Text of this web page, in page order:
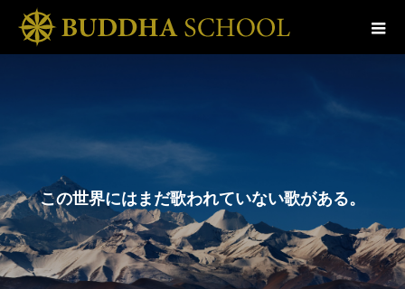
こ の 世界 に は ま だ歌 わ れ て な 歌 があ る
その歌はきっと 歌